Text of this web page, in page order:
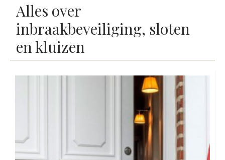
Alles over
inbraakbeveiliging, sloten
en kluizen